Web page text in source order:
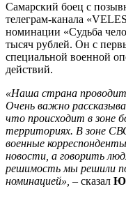
Самарский боец с
телеграм-канала
номинации «Судьба
тысяч рублей. Он с
специальной военной
действий.
«Наша страна проводит
Очень важно
что происходит в зоне
территориях. В зоне
военные
новости, а говорить
решимость мы решили
номинацией», – сказал